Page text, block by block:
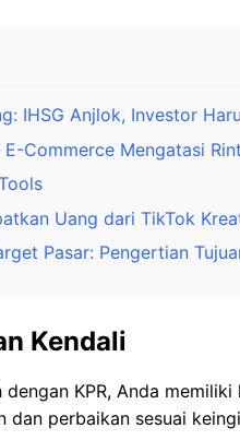
IHSG Anjlok, Investor
Commerce Mengatasi
Uang dari TikTok
Pasar: Pengertian
Kendali
KPR, Anda
dan perbaikan sesuai